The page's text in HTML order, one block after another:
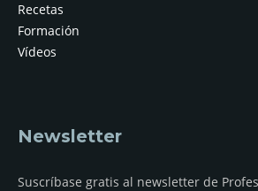
Recetas
Formación
Vídeos
Newsletter
Suscríbase gratis al newsletter de